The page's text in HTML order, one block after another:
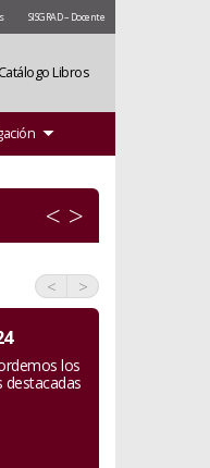
SISGRAD – Docente
Catálogo Libros
< >
< >
los
destacadas